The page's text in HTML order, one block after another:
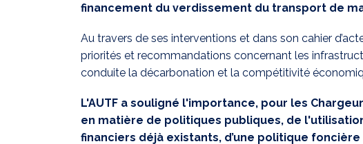
financement du verdissement du transport de
Au travers de ses interventions et dans son cahier
priorités et recommandations concernant les
conduite la décarbonation et la compétitivité
L'AUTF a souligné l'importance, pour les
en matière de politiques publiques, de
financiers déjà existants, d’une politique